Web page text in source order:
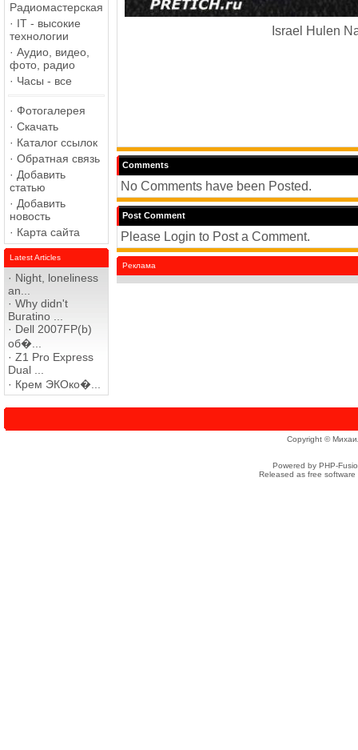
Радиомастерская
· IT - высокие
технологии
· Аудио, видео,
фото, радио
· Часы - все
· Фотогалерея
· Скачать
· Каталог ссылок
· Обратная связь
· Добавить
статью
· Добавить
новость
· Карта сайта
Latest Articles
· Night, loneliness
an...
· Why didn't
Buratino ...
· Dell 2007FP(b)
об�...
· Z1 Pro Express
Dual ...
· Крем ЭКОко�...
Israel Hulen
Comments
No Comments have been Posted.
Post Comment
Please Login to Post a Comment.
Реклама
Copyright ©
Powered by PHP-
Released as free